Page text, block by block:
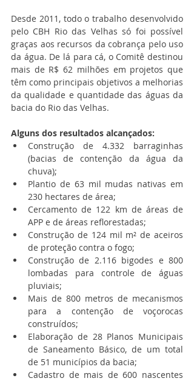
Desde 2011, todo o trabalho desenvolvido
pelo CBH Rio das Velhas só foi possível
graças aos recursos da cobrança pelo uso
da água. De lá para cá, o Comitê destinou
mais de R$ 62 milhões em projetos que
têm como principais objetivos a melhorias
da qualidade e quantidade das águas da
bacia do Rio das Velhas.
Alguns dos resultados alcançados:
Construção de 4.332 barraginhas
(bacias de contenção da água da
chuva);
Plantio de 63 mil mudas nativas em
230 hectares de área;
Cercamento de 122 km de áreas de
APP e de áreas reflorestadas;
Construção de 124 mil m² de aceiros
de proteção contra o fogo;
Construção de 2.116 bigodes e 800
lombadas para controle de águas
pluviais;
Mais de 800 metros de mecanismos
para a contenção de voçorocas
construídos;
Elaboração de 28 Planos Municipais
de Saneamento Básico, de um total
de 51 municípios da bacia;
Cadastro de mais de 600 nascentes